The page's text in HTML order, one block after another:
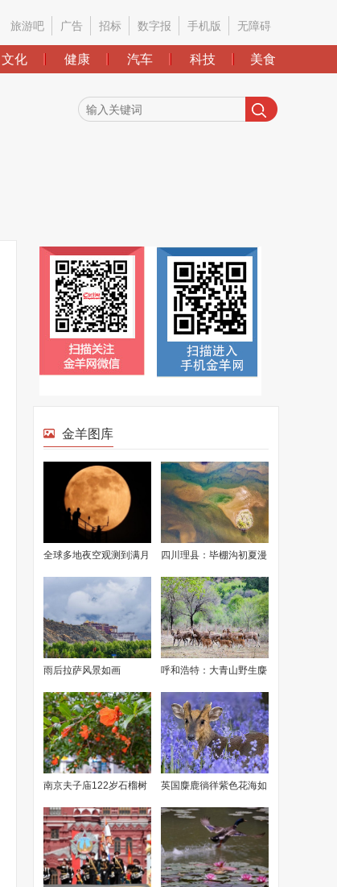
旅游吧 广告 招标 数字报 手机版 无障碍
文化 健康 汽车 科技 美食
金羊图库
全球多地夜空观测到满月
美景
四川理县：毕棚沟初夏漫
山渐绿
雨后拉萨风景如画 呼和浩特：大青山野生麋
鹿成功繁衍
南京夫子庙122岁石榴树
花开满枝
英国麋鹿徜徉紫色花海如
童话场景